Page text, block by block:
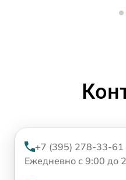
+7 (395) 278-33-61
Ежедневно с 9:00 до